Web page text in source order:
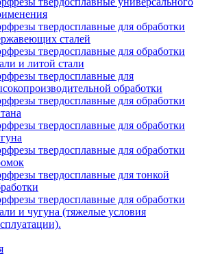
твердосплавные для обработки
сталей
твердосплавные для обработки
и литой стали
твердосплавные для
обработки
твердосплавные для обработки
твердосплавные для обработки
твердосплавные для обработки
твердосплавные для тонкой
твердосплавные для обработки
и чугуна (тяжелые условия